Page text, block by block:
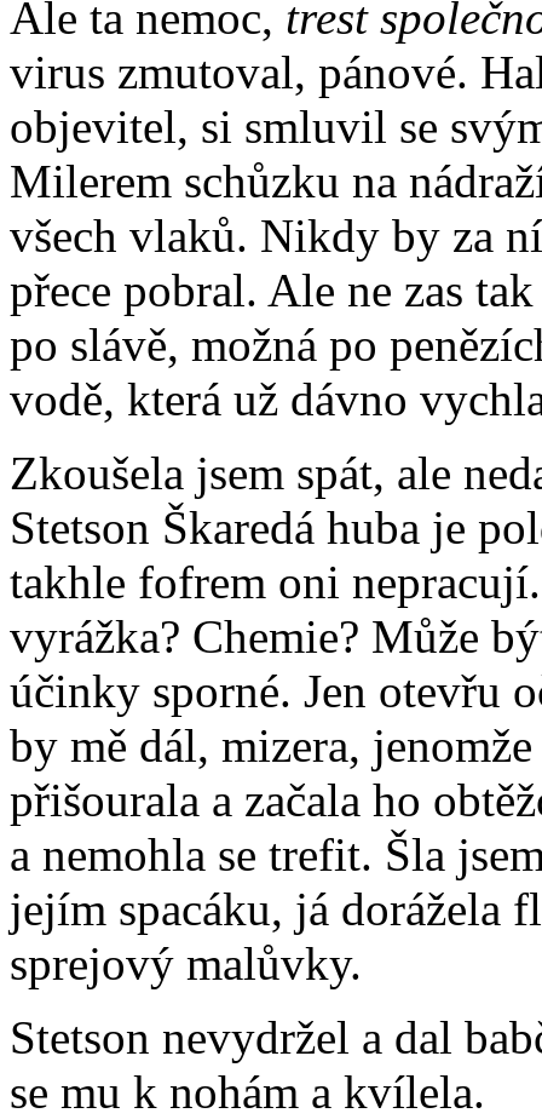
Ale ta nemoc, trest
virus zmutoval, pánové.
objevitel, si smluvil se
Milerem schůzku na
všech vlaků. Nikdy by za
přece pobral. Ale ne zas
po slávě, možná po
vodě, která už dávno
Zkoušela jsem spát, ale
Stetson Škaredá huba je
takhle fofrem oni
vyrážka? Chemie? Může
účinky sporné. Jen otevřu
by mě dál, mizera,
přišourala a začala ho
a nemohla se trefit. Šla
jejím spacáku, já dorážela
sprejový malůvky.
Stetson nevydržel a dal
se mu k nohám a kvílela.